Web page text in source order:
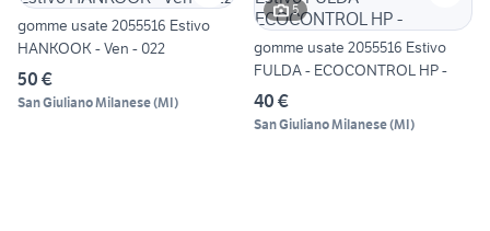
gomme usate 2055516 Estivo
HANKOOK - Ven - 022
50 €
San Giuliano Milanese(MI)
5
gomme usate 2055516 Estivo
FULDA - ECOCONTROL HP -
40 €
San Giuliano Milanese(MI)